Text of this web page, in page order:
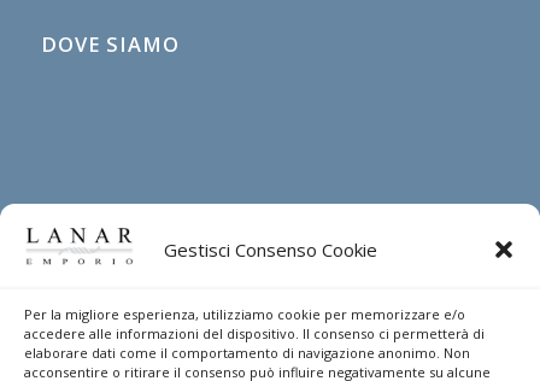
Gestisci Consenso Cookie
Per la migliore esperienza, utilizziamo cookie per memorizzare e/o
accedere alle informazioni del dispositivo. Il consenso ci permetterà di
elaborare dati come il comportamento di navigazione anonimo. Non
acconsentire o ritirare il consenso può influire negativamente su alcune
DOVE SIAMO
DIRITTO DI RECESSO